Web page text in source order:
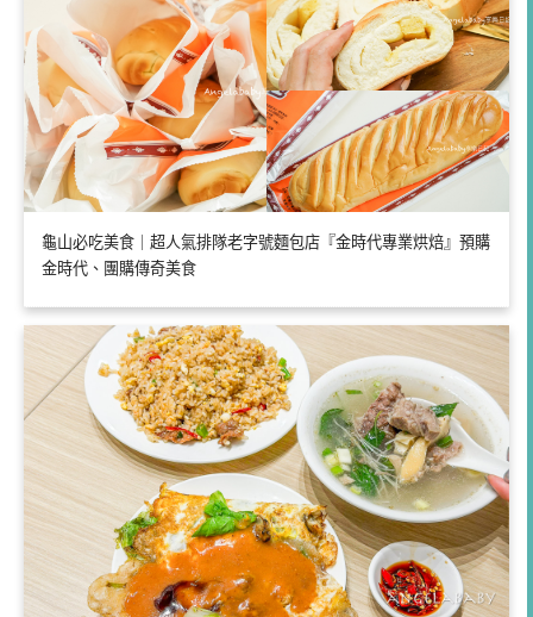
龜山必吃美食｜超人氣排隊老字號麵包店『金時代專業烘焙』預購
金時代、團購傳奇美食